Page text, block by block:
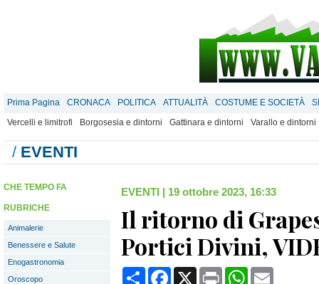
Prima Pagina CRONACA POLITICA ATTUALITÀ COSTUME E SOCIETÀ
Vercelli e limitrofi
Borgosesia e dintorni Gattinara e dintorni Varallo e dintorni
/ EVENTI
CHE TEMPO FA
RUBRICHE
Animalerie
Benessere e Salute
Enogastronomia
Oroscopo
EVENTI | 19 ottobre 2023, 16:33
Il ritorno di
Portici Divini,
CondividiFacebook
X Print WhatsApp